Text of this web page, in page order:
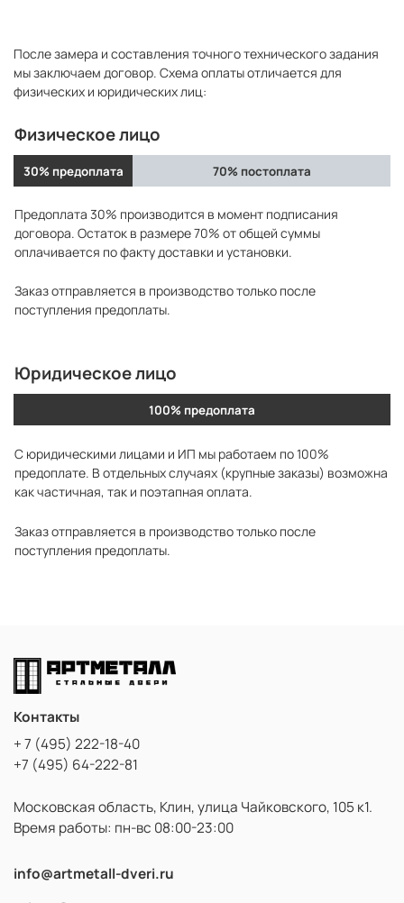
После замера и составления точного технического задания
мы заключаем договор. Схема оплаты отличается для
физических и юридических лиц:
Физическое лицо
30% предоплата 70% постоплата
Предоплата 30% производится в момент подписания
договора. Остаток в размере 70% от общей суммы
оплачивается по факту доставки и установки.
Заказ отправляется в производство только после
поступления предоплаты.
Юридическое лицо
100% предоплата
С юридическими лицами и ИП мы работаем по 100%
предоплате. В отдельных случаях (крупные заказы) возможна
как частичная, так и поэтапная оплата.
Заказ отправляется в производство только после
поступления предоплаты.
Контакты
+ 7 (495) 222-18-40
+7 (495) 64-222-81
Московская область, Клин, улица Чайковского, 105 к1.
Время работы: пн-вс 08:00-23:00
info@artmetall-dveri.ru